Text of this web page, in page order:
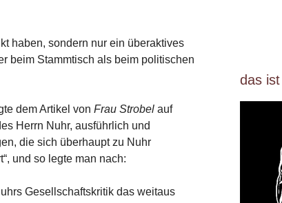
haben, sondern nur ein überaktives
beim Stammtisch als beim politischen
dem Artikel von Frau Strobel auf
Herrn Nuhr, ausführlich und
die sich überhaupt zu Nuhr
und so legte man nach:
Gesellschaftskritik das weitaus
das